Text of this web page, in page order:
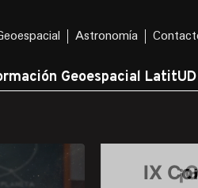
Astronomía
Geoespacial LatitUD